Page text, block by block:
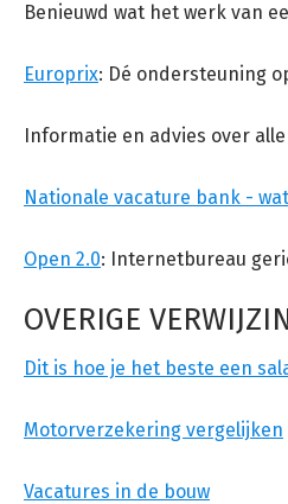
Benieuwd wat het werk van
Europrix: Dé ondersteuning
Informatie en advies over
Nationale vacature bank -
Open 2.0: Internetbureau
OVERIGE
Dit is hoe je het beste een
Motorverzekering vergelijken
Vacatures in de bouw